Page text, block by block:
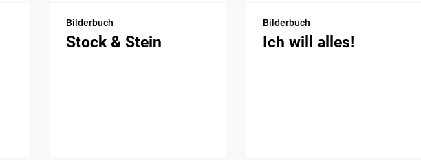
Bilderbuch
Stock & Stein
Bilderbuch
Ich will alles!